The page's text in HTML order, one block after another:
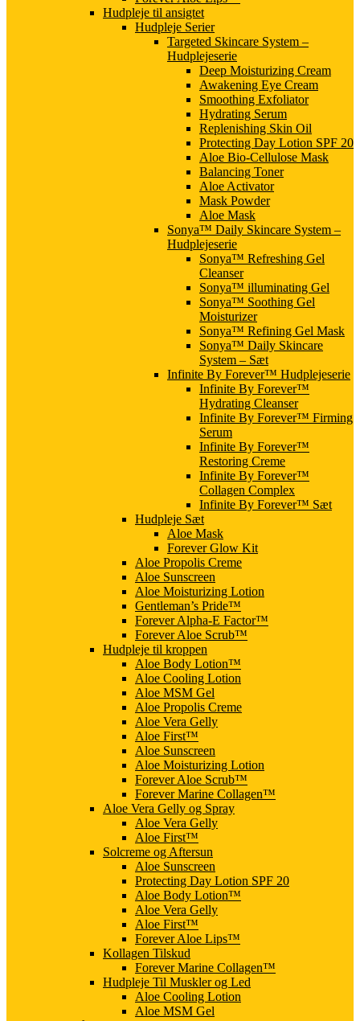
Hudpleje til ansigtet
Hudpleje Serier
Targeted Skincare System –
Hudplejeserie
Deep Moisturizing Cream
Awakening Eye Cream
Smoothing Exfoliator
Hydrating Serum
Replenishing Skin Oil
Protecting Day Lotion SPF 20
Aloe Bio-Cellulose Mask
Balancing Toner
Aloe Activator
Mask Powder
Aloe Mask
Sonya™ Daily Skincare System –
Hudplejeserie
Sonya™ Refreshing Gel
Cleanser
Sonya™ illuminating Gel
Sonya™ Soothing Gel
Moisturizer
Sonya™ Refining Gel Mask
Sonya™ Daily Skincare
System – Sæt
Infinite By Forever™ Hudplejeserie
Infinite By Forever™
Hydrating Cleanser
Infinite By Forever™ Firming
Serum
Infinite By Forever™
Restoring Creme
Infinite By Forever™
Collagen Complex
Infinite By Forever™ Sæt
Hudpleje Sæt
Aloe Mask
Forever Glow Kit
Aloe Propolis Creme
Aloe Sunscreen
Aloe Moisturizing Lotion
Gentleman’s Pride™
Forever Alpha-E Factor™
Forever Aloe Scrub™
Hudpleje til kroppen
Aloe Body Lotion™
Aloe Cooling Lotion
Aloe MSM Gel
Aloe Propolis Creme
Aloe Vera Gelly
Aloe First™
Aloe Sunscreen
Aloe Moisturizing Lotion
Forever Aloe Scrub™
Forever Marine Collagen™
Aloe Vera Gelly og Spray
Aloe Vera Gelly
Aloe First™
Solcreme og Aftersun
Aloe Sunscreen
Protecting Day Lotion SPF 20
Aloe Body Lotion™
Aloe Vera Gelly
Aloe First™
Forever Aloe Lips™
Kollagen Tilskud
Forever Marine Collagen™
Hudpleje Til Muskler og Led
Aloe Cooling Lotion
Aloe MSM Gel